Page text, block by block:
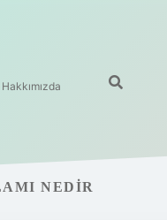
Hakkımızda
NEDIR